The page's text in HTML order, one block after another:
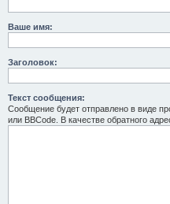
Ваше имя:
Заголовок:
Текст сообщения:
Сообщение будет отправлено в виде
или BBCode. В качестве обратного